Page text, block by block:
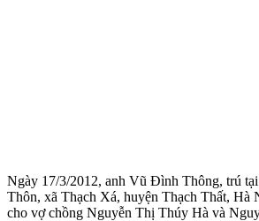
Ngày 17/3/2012, anh Vũ Đình Thông, trú
Thôn, xã Thạch Xá, huyện Thạch Thất, Hà
cho vợ chồng Nguyễn Thị Thúy Hà và